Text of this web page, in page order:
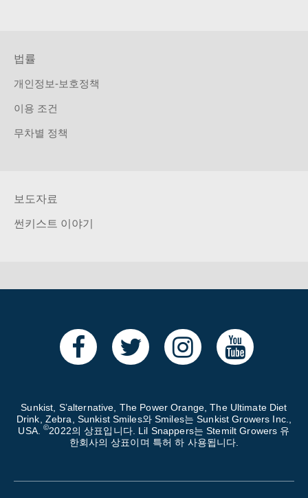
법률
개인정보-보호정책
이용 조건
무차별 정책
보도자료
썬키스트 이야기
Sunkist, S’alternative, The Power Orange, The Ultimate Diet
Drink, Zebra, Sunkist Smiles와 Smiles는 Sunkist Growers Inc.,
USA.©2022의 상표입니다. Lil Snappers는 Stemilt Growers 유
한회사의 상표이며 특허 하 사용됩니다.